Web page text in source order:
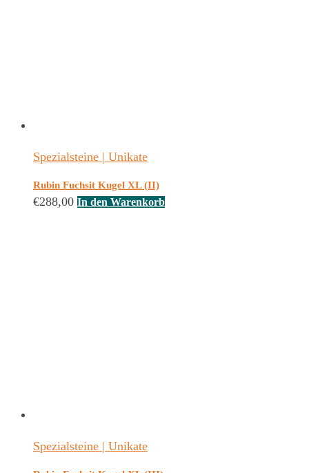
Spezialsteine | Unikate
Rubin Fuchsit Kugel XL (II)
€288,00 In den Warenkorb
Spezialsteine | Unikate